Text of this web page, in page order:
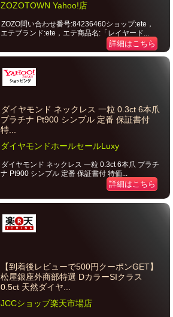
ZOZOTOWN Yahoo!店
ZOZO問い合わせ番号:84236460ショップ:ete，
エテブランド:ete，エテ商品名:「レイヤード...
詳細はこちら
ダイヤモンド ネックレス 一粒 0.3ct 6本爪
プラチナ Pt900 シンプル 定番 保証書付
特...
ダイヤモンドホールセールLuxy
ダイヤモンド ネックレス 一粒 0.3ct 6本爪 プラチ
ナ Pt900 シンプル 定番 保証書付 特価...
詳細はこちら
【到着後レビューで500円クーポンGET】
松屋銀座外商部特選 DカラーSIクラス
0.5ct 天然ダイヤ...
JCCショップ楽天市場店